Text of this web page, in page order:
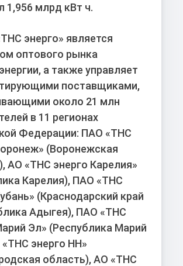
1,956 млрд кВт ч.
энерго» является
оптового рынка
а также управляет
поставщиками,
около 21 млн
в 11 регионах
Федерации: ПАО «ТНС
(Воронежская
АО «ТНС энерго Карелия»
Карелия), ПАО «ТНС
(Краснодарский край
Адыгея), ПАО «ТНС
Эл» (Республика Марий
энерго НН»
область), АО «ТНС